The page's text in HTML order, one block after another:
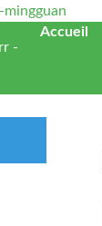
-
Accueil